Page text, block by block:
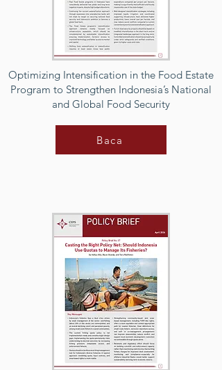
Optimizing Intensification in the Food Estate
Program to Strengthen Indonesia’s National
and Global Food Security
Baca